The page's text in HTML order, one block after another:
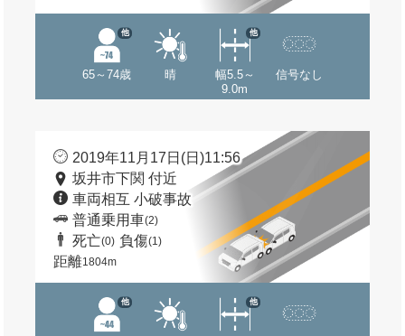
65～74歳
他
晴
幅5.5～
9.0m
他
信号なし
2019年11月17日(日)11:56
坂井市下関 付近
車両相互 小破事故
普通乗用車(2)
死亡(0) 負傷(1)
距離1804m
他 他